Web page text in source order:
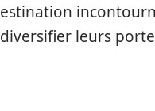
leurs